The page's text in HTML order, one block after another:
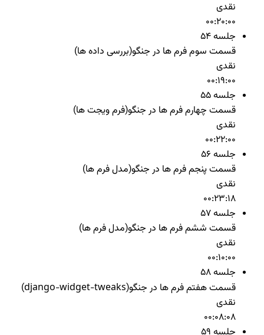
نقدی
00:20:00
جلسه 54
قسمت سوم فرم ها در جنگو(بررسی داده ها)
نقدی
00:19:00
جلسه 55
قسمت چهارم فرم ها در جنگو(فرم ویجت ها)
نقدی
00:22:00
جلسه 56
قسمت پنجم فرم ها در جنگو(مدل فرم ها)
نقدی
00:23:18
جلسه 57
قسمت ششم فرم ها در جنگو(مدل فرم ها)
نقدی
00:10:00
جلسه 58
قسمت هفتم فرم ها در جنگو(django-widget-tweaks)
نقدی
00:08:08